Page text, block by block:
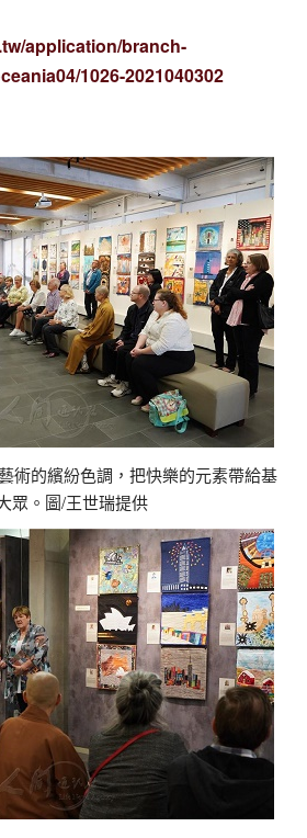
application/branch-
1026-2021040302
術的繽紛色調，把快樂的元素帶給基
眾。圖/王世瑞提供